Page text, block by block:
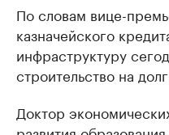
По словам вице-
казначейского
инфраструктуру
строительство на
Доктор